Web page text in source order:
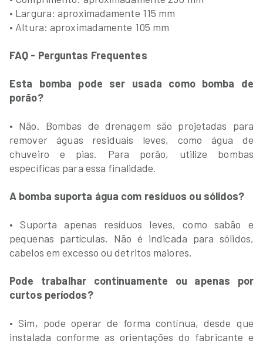
• Largura: aproximadamente 115 mm
• Altura: aproximadamente 105 mm
FAQ - Perguntas Frequentes
Esta bomba pode ser usada como bomba de
porão?
• Não. Bombas de drenagem são projetadas para
remover águas residuais leves, como água de
chuveiro e pias. Para porão, utilize bombas
específicas para essa finalidade.
A bomba suporta água com resíduos ou sólidos?
• Suporta apenas resíduos leves, como sabão e
pequenas partículas. Não é indicada para sólidos,
cabelos em excesso ou detritos maiores.
Pode trabalhar continuamente ou apenas por
curtos períodos?
• Sim, pode operar de forma contínua, desde que
instalada conforme as orientações do fabricante e